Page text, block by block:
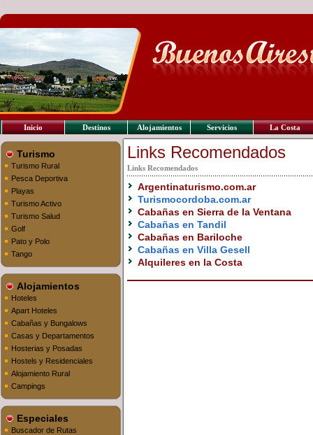
Inicio Destinos Alojamientos Servicios La Costa
Turismo
Turismo Rural
Pesca Deportiva
Playas
Turismo Activo
Turismo Salud
Golf
Pato y Polo
Tango
Alojamientos
Hoteles
Apart Hoteles
Cabañas y Bungalows
Casas y Departamentos
Hosterias y Posadas
Hostels y Residenciales
Alojamiento Rural
Campings
Especiales
Buscador de Rutas
Links Recomendados
Links Recomendados
Argentinaturismo.com.ar
Turismocordoba.com.ar
Cabañas en Sierra de la Ventana
Cabañas en Tandil
Cabañas en Bariloche
Cabañas en Villa Gesell
Alquileres en la Costa